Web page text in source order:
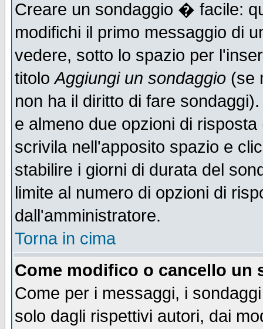
Creare un sondaggio � facile:
modifichi il primo messaggio di
vedere, sotto lo spazio per
titoloAggiungi un sondaggio (se
non ha il diritto di fare
e almeno due opzioni di
scrivila nell'apposito spazio e
stabilire i giorni di durata del
limite al numero di opzioni di
dall'amministratore.
Torna in cima
Come modifico o cancello un
Come per i messaggi, i
solo dagli rispettivi autori, dai